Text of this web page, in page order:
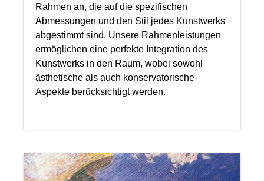
Rahmen an, die auf die spezifischen
Abmessungen und den Stil jedes Kunstwerks
abgestimmt sind. Unsere Rahmenleistungen
ermöglichen eine perfekte Integration des
Kunstwerks in den Raum, wobei sowohl
ästhetische als auch konservatorische
Aspekte berücksichtigt werden.